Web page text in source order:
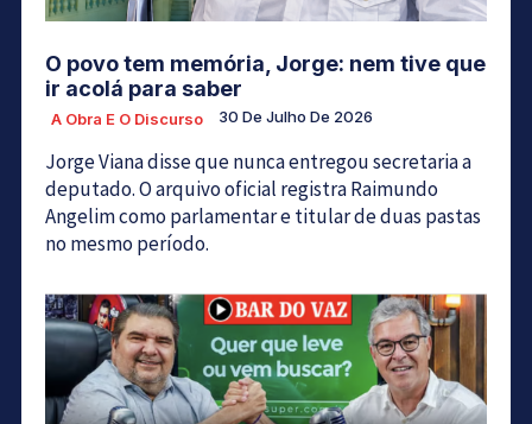
O povo tem memória, Jorge: nem tive que
ir acolá para saber
A Obra E O Discurso 30 De Julho De 2026
Jorge Viana disse que nunca entregou secretaria a
deputado. O arquivo oficial registra Raimundo
Angelim como parlamentar e titular de duas pastas
no mesmo período.